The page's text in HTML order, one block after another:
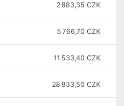
2 883,35 CZK
5 766,70 CZK
11 533,40 CZK
28 833,50 CZK